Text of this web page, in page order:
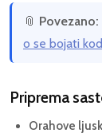
📎 Povezano:
o se bojati
Priprema
Orahove